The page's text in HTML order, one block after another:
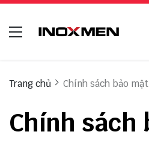
Trang chủ Chính sách bảo mật
Chính sách